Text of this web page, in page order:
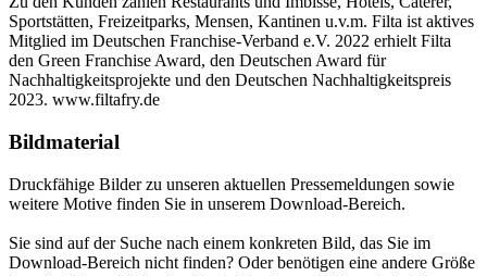
Sportstätten, Freizeitparks, Mensen, Kantinen u.v.m. Filta ist aktives
Mitglied im Deutschen Franchise-Verband e.V. 2022 erhielt Filta
den Green Franchise Award, den Deutschen Award für
Nachhaltigkeitsprojekte und den Deutschen Nachhaltigkeitspreis
2023. www.filtafry.de
Bildmaterial
Druckfähige Bilder zu unseren aktuellen Pressemeldungen sowie
weitere Motive finden Sie in unserem Download-Bereich.
Sie sind auf der Suche nach einem konkreten Bild, das Sie im
Download-Bereich nicht finden? Oder benötigen eine andere Größe